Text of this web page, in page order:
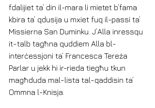
fdalijiet ta’ din il-mara li mietet b’fama
kbira ta’ qdusija u mxiet fuq il-passi ta’
Missierna San Duminku. J’Alla inressqu
it-talb tagħna quddiem Alla bl-
interċessjoni ta’ Francesca Tereża
Parlar u jekk hi ir-rieda tiegħu tkun
magħduda mal-lista tal-qaddisin ta’
Ommna l-Knisja.